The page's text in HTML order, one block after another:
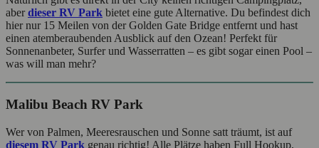
aber dieser RV Park bietet eine gute Alternative. Du befindest dich
hier nur 15 Meilen von der Golden Gate Bridge entfernt und hast
einen atemberaubenden Ausblick auf den Ozean! Perfekt für
Sonnenanbeter, Surfer und Wasserratten – es gibt sogar einen Pool –
was will man mehr?
Malibu Beach RV Park
Wer von Palmen, Meeresrauschen und Sonne satt träumt, ist auf
diesem RV Park genau richtig! Alle Plätze haben Full Hookup,